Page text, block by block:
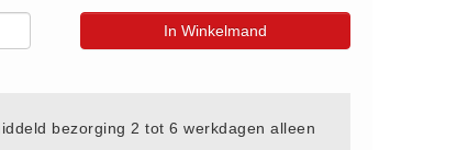
In Winkelmand
bezorging 2 tot 6 werkdagen alleen